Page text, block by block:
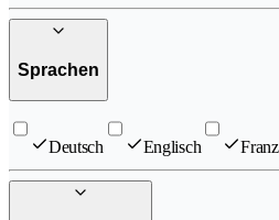
Sprachen
Deutsch Englisch